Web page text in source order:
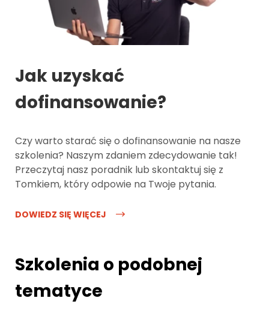
Jak uzyskać
dofinansowanie?
Czy warto starać się o dofinansowanie na nasze
szkolenia? Naszym zdaniem zdecydowanie tak!
Przeczytaj nasz poradnik lub skontaktuj się z
Tomkiem, który odpowie na Twoje pytania.
DOWIEDZ SIĘ WIĘCEJ
Szkolenia o podobnej
tematyce